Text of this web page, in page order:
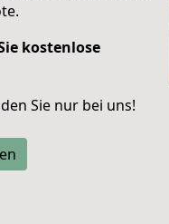
kostenlose
Sie nur bei uns!